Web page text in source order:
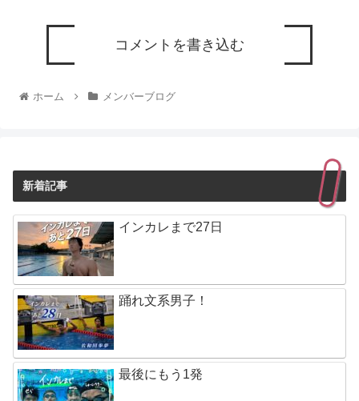
コメントを書き込む
ホーム メンバーブログ
新着記事
インカレまで27日
踊れ文系男子！
最後にもう1発